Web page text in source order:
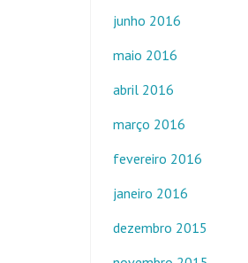
junho 2016
maio 2016
abril 2016
março 2016
fevereiro 2016
janeiro 2016
dezembro 2015